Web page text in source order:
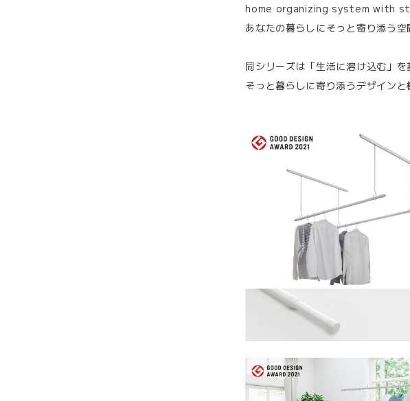
home organizing system with
あなたの暮らしにそっと寄り添う空
同シリーズは「生活に溶け込む」を
そっと暮らしに寄り添うデザインと